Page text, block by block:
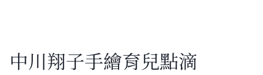
中川翔子手繪育兒點滴